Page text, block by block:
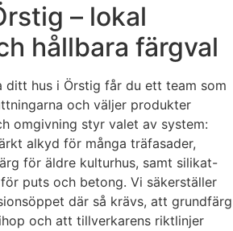
– lokal
hållbara färgval
ditt hus i Örstig får du ett team som
och väljer produkter
omgivning styr valet av system:
alkyd för många träfasader,
för äldre kulturhus, samt silikat-
puts och betong. Vi säkerställer
där så krävs, att grundfärg
och att tillverkarens riktlinjer